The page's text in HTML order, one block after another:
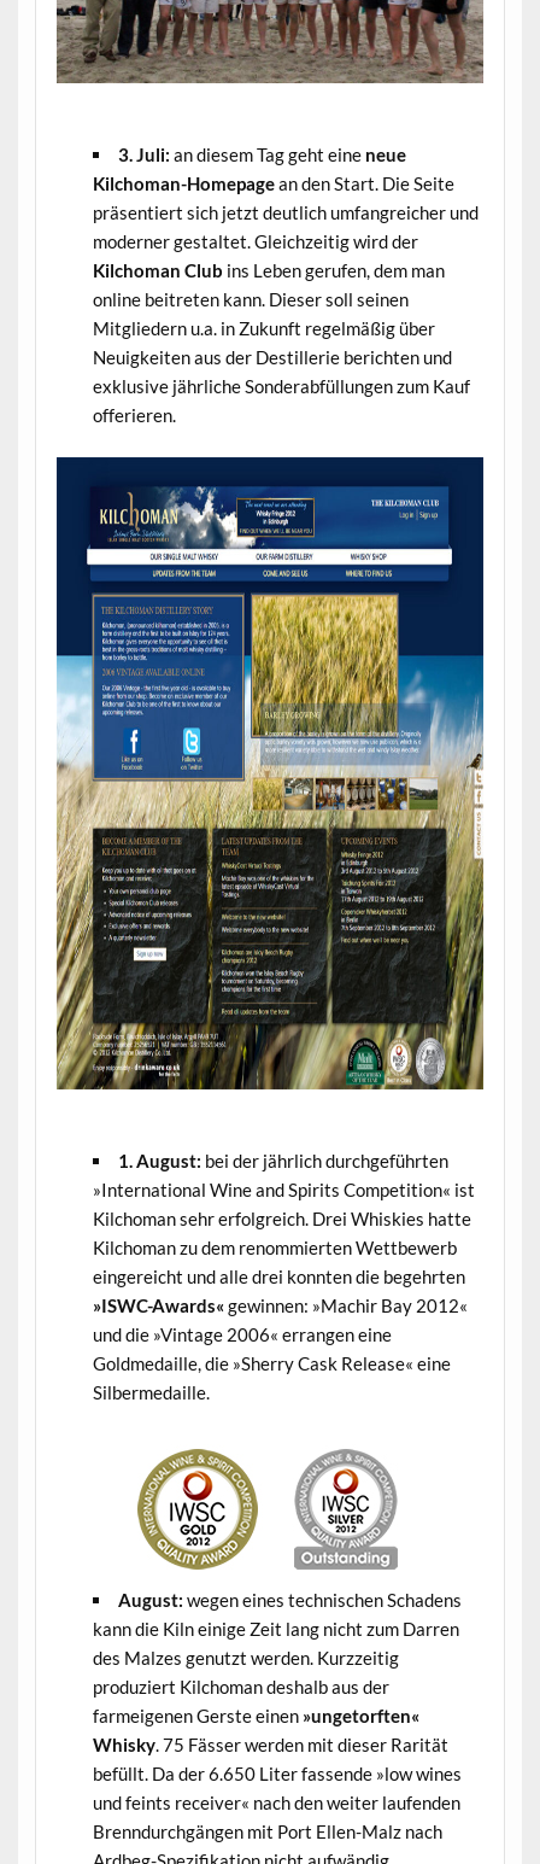
3. Juli:an diesem Tag geht eine neue
Kilchoman-Homepagean den Start. Die Seite
präsentiert sich jetzt deutlich umfangreicher und
moderner gestaltet. Gleichzeitig wird der
Kilchoman Club ins Leben gerufen, dem man
online beitreten kann. Dieser soll seinen
Mitgliedern u.a. in Zukunft regelmäßig über
Neuigkeiten aus der Destillerie berichten und
exklusive jährliche Sonderabfüllungen zum Kauf
offerieren.
1. August: bei der jährlich durchgeführten
»International Wine and Spirits Competition« ist
Kilchoman sehr erfolgreich. Drei Whiskies hatte
Kilchoman zu dem renommierten Wettbewerb
eingereicht und alle drei konnten die begehrten
»ISWC-Awards«gewinnen: »Machir Bay 2012«
und die »Vintage 2006« errangen eine
Goldmedaille, die »Sherry Cask Release« eine
Silbermedaille.
August:wegen eines technischen Schadens
kann die Kiln einige Zeit lang nicht zum Darren
des Malzes genutzt werden. Kurzzeitig
produziert Kilchoman deshalb aus der
farmeigenen Gerste einen »ungetorften«
Whisky. 75 Fässer werden mit dieser Rarität
befüllt. Da der 6.650 Liter fassende »low wines
und feints receiver« nach den weiter laufenden
Brenndurchgängen mit Port Ellen-Malz nach